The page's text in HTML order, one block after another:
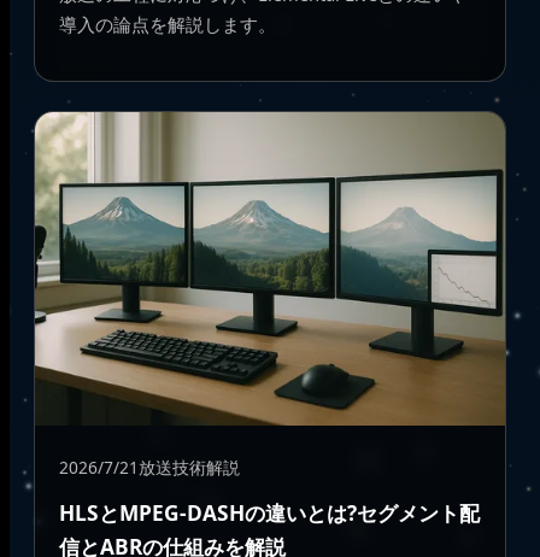
導入の論点を解説します。
2026/7/21 放送技術解説
HLSとMPEG-DASHの違いとは?セグメント配
信とABRの仕組みを解説